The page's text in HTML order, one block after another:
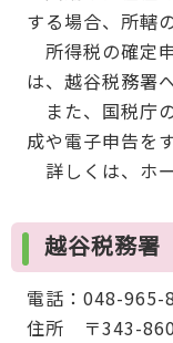
する場合、所轄
所得税の確定
は、越谷税務署
また、国税庁
成や電子申告を
詳しくは、ホ
越谷税務署
電話：048-965-
住所 〒343-